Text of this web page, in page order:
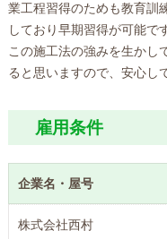
業工程習得のためも教育訓
しており早期習得が可能で
この施工法の強みを生かし
ると思いますので、安心し
雇用条件
企業名・屋号
株式会社西村